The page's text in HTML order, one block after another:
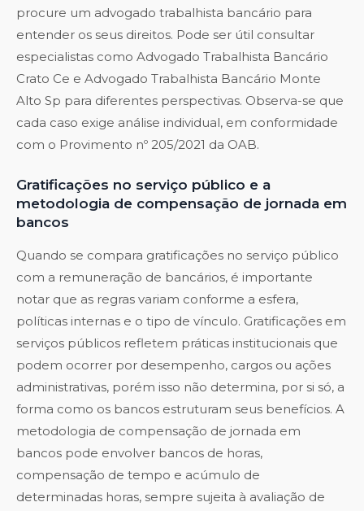
procure um advogado trabalhista bancário para
entender os seus direitos. Pode ser útil consultar
especialistas como Advogado Trabalhista Bancário
Crato Ce e Advogado Trabalhista Bancário Monte
Alto Sp para diferentes perspectivas. Observa-se que
cada caso exige análise individual, em conformidade
com o Provimento nº 205/2021 da OAB.
Gratificações no serviço público e a
metodologia de compensação de jornada em
bancos
Quando se compara gratificações no serviço público
com a remuneração de bancários, é importante
notar que as regras variam conforme a esfera,
políticas internas e o tipo de vínculo. Gratificações em
serviços públicos refletem práticas institucionais que
podem ocorrer por desempenho, cargos ou ações
administrativas, porém isso não determina, por si só, a
forma como os bancos estruturam seus benefícios. A
metodologia de compensação de jornada em
bancos pode envolver bancos de horas,
compensação de tempo e acúmulo de
determinadas horas, sempre sujeita à avaliação de